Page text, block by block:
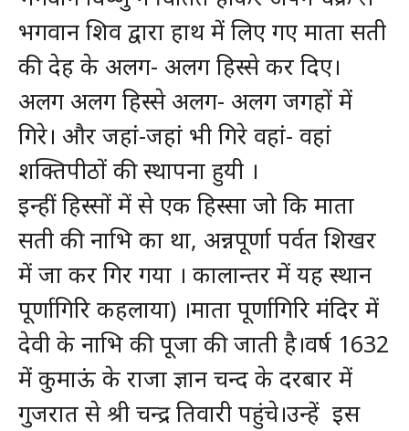
भगवान शिव द्वारा हाथ में लिए गए माता सती
की देह के अलग- अलग हिस्से कर दिए।
अलग अलग हिस्से अलग- अलग जगहों में
गिरे। और जहां-जहां भी गिरे वहां- वहां
शक्तिपीठों की स्थापना हुयी ।
इन्हीं हिस्सों में से एक हिस्सा जो कि माता
सती की नाभि का था, अन्नपूर्णा पर्वत शिखर
में जा कर गिर गया । कालान्तर में यह स्थान
पूर्णागिरि कहलाया) ।माता पूर्णागिरि मंदिर में
देवी के नाभि की पूजा की जाती है।वर्ष 1632
में कुमाऊं के राजा ज्ञान चन्द के दरबार में
गुजरात से श्री चन्द्र तिवारी पहुंचे।उन्हें इस